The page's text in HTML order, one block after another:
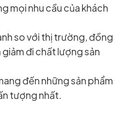
mọi nhu cầu của khách
so với thị trường, đồng
đi chất lượng sản
đến những sản phẩm
tượng nhất.